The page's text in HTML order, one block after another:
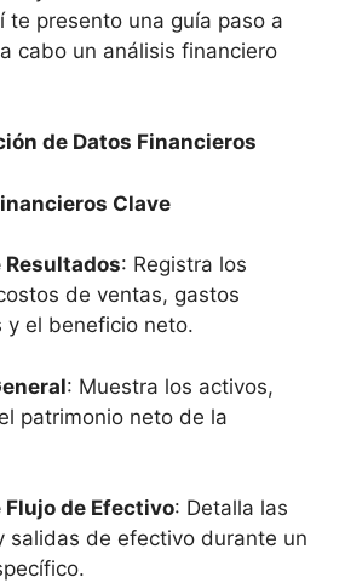
te presento una guía paso a
cabo un análisis financiero
de Datos Financieros
Clave
Resultados: Registra los
de ventas, gastos
y el beneficio neto.
: Muestra los activos,
patrimonio neto de la
Flujo de Efectivo: Detalla las
salidas de efectivo durante un